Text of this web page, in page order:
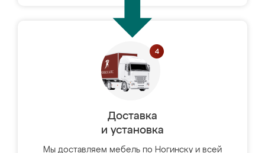
Доставка
и установка
Мы доставляем мебель по Ногинску и всей